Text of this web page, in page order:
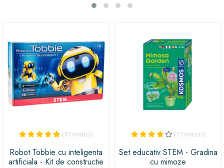
(57 voturi)
Robot Tobbie cu inteligenta
artificiala - Kit de constructie
(73 voturi)
Set educativ STEM - Gradina
cu mimoze